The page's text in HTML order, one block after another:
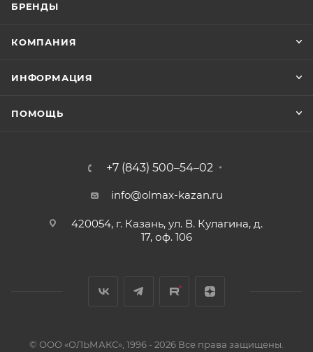
БРЕНДЫ
КОМПАНИЯ
ИНФОРМАЦИЯ
ПОМОЩЬ
+7 (843) 500–54–02
info@olmax-kazan.ru
420054, г. Казань, ул. В. Кулагина, д.
17, оф. 106
© ООО «ОЛЬМАКС», 1996 - 2026 Все права защищены.